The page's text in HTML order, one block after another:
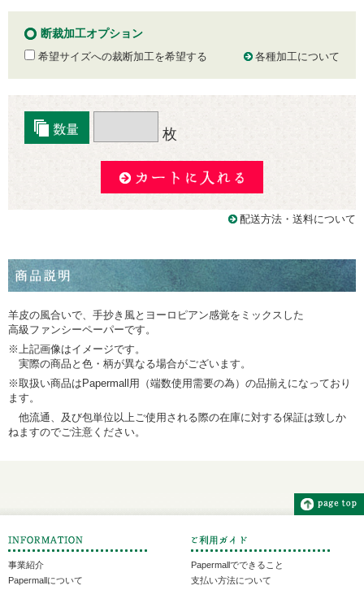
断裁加工オプション
希望サイズへの裁断加工を希望する 各種加工について
枚
配送方法・送料について
羊皮の風合いで、手抄き風とヨーロピアン感覚をミックスした
高級ファンシーペーパーです。
※上記画像はイメージです。
実際の商品と色・柄が異なる場合がございます。
※取扱い商品はPapermall用（端数使用需要の為）の品揃えになっており
ます。
他流通、及び包単位以上ご使用される際の在庫に対する保証は致しか
ねますのでご注意ください。
事業紹介
Papermallについて
Papermallでできること
支払い方法について